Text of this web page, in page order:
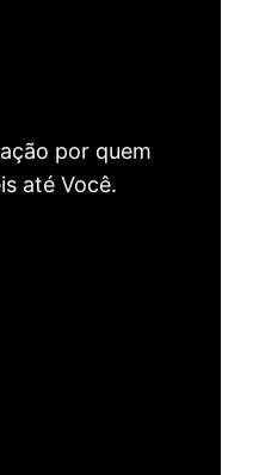
por quem
até Você.